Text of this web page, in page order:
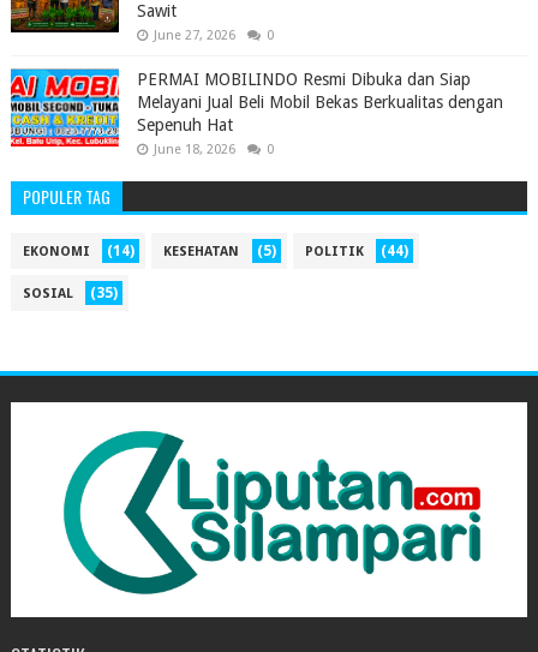
Sawit
June 27, 2026 0
PERMAI MOBILINDO Resmi Dibuka dan Siap
Melayani Jual Beli Mobil Bekas Berkualitas dengan
Sepenuh Hat
June 18, 2026 0
POPULER TAG
EKONOMI (14) KESEHATAN (5) POLITIK (44)
SOSIAL (35)